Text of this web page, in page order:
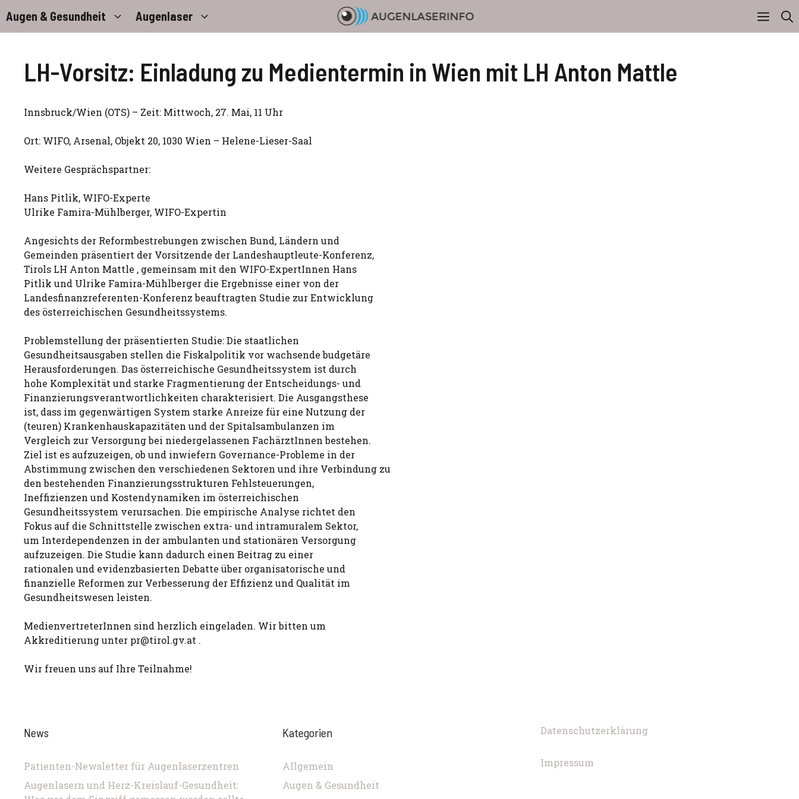
Inhalt
springen
Augen & Gesundheit Augenlaser
LH-Vorsitz: Einladung zu Medientermin in Wien mit LH Anton Mattle
Innsbruck/Wien (OTS) – Zeit: Mittwoch, 27. Mai, 11 Uhr
Ort: WIFO, Arsenal, Objekt 20, 1030 Wien – Helene-Lieser-Saal
Weitere Gesprächspartner:
Hans Pitlik, WIFO-Experte
Ulrike Famira-Mühlberger, WIFO-Expertin
Angesichts der Reformbestrebungen zwischen Bund, Ländern und
Gemeinden präsentiert der Vorsitzende der Landeshauptleute-Konferenz,
Tirols LH Anton Mattle , gemeinsam mit den WIFO-ExpertInnen Hans
Pitlik und Ulrike Famira-Mühlberger die Ergebnisse einer von der
Landesfinanzreferenten-Konferenz beauftragten Studie zur Entwicklung
des österreichischen Gesundheitssystems.
Problemstellung der präsentierten Studie: Die staatlichen
Gesundheitsausgaben stellen die Fiskalpolitik vor wachsende budgetäre
Herausforderungen. Das österreichische Gesundheitssystem ist durch
hohe Komplexität und starke Fragmentierung der Entscheidungs- und
Finanzierungsverantwortlichkeiten charakterisiert. Die Ausgangsthese
ist, dass im gegenwärtigen System starke Anreize für eine Nutzung der
(teuren) Krankenhauskapazitäten und der Spitalsambulanzen im
Vergleich zur Versorgung bei niedergelassenen FachärztInnen bestehen.
Ziel ist es aufzuzeigen, ob und inwiefern Governance-Probleme in der
Abstimmung zwischen den verschiedenen Sektoren und ihre Verbindung zu
den bestehenden Finanzierungsstrukturen Fehlsteuerungen,
Ineffizienzen und Kostendynamiken im österreichischen
Gesundheitssystem verursachen. Die empirische Analyse richtet den
Fokus auf die Schnittstelle zwischen extra- und intramuralem Sektor,
um Interdependenzen in der ambulanten und stationären Versorgung
aufzuzeigen. Die Studie kann dadurch einen Beitrag zu einer
rationalen und evidenzbasierten Debatte über organisatorische und
finanzielle Reformen zur Verbesserung der Effizienz und Qualität im
Gesundheitswesen leisten.
MedienvertreterInnen sind herzlich eingeladen. Wir bitten um
Akkreditierung unter pr@tirol.gv.at .
Wir freuen uns auf Ihre Teilnahme!
News
Patienten-Newsletter für Augenlaserzentren
Augenlasern und Herz-Kreislauf-Gesundheit:
Kategorien
Allgemein
Augen & Gesundheit
Datenschutzerklärung
Impressum